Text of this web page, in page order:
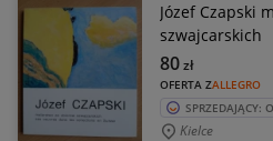
Józef Czapski
szwajcarskich
OFERTA ZALLEGRO
80zł
SPRZEDAJĄCY:
Kielce